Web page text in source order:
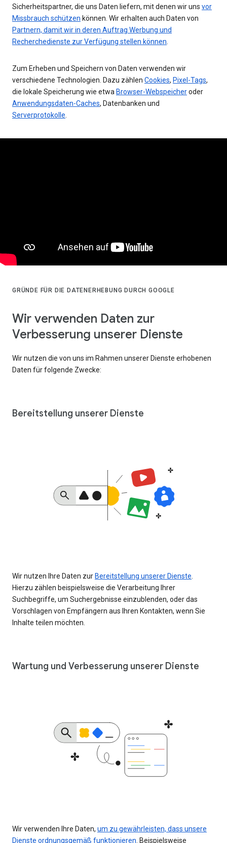
Sicherheitspartner, die uns Daten liefern, mit denen wir uns vor
Missbrauch schützen können. Wir erhalten auch Daten von
Partnern, damit wir in deren Auftrag Werbung und
Recherchedienste zur Verfügung stellen können
Zum Erheben und Speichern von Daten verwenden wir
verschiedene Technologien. Dazu zählen Cookies, Pixel-Tags,
die lokale Speicherung wie etwa Browser-Webspeicheroder
Anwendungsdaten-Caches, Datenbanken und
Serverprotokolle
GRÜNDE FÜR DIE DATENERHEBUNG DURCH GOOGLE
Wir verwenden Daten zur
Verbesserung unserer Dienste
Wir nutzen die von uns im Rahmen unserer Dienste erhobenen
Daten für folgende Zwecke:
Bereitstellung unserer Dienste
Wir nutzen Ihre Daten zur Bereitstellung unserer Dienste
Hierzu zählen beispielsweise die Verarbeitung Ihrer
Suchbegriffe, um Suchergebnisse einzublenden, oder das
Vorschlagen von Empfängern aus Ihren Kontakten, wenn Sie
Inhalte teilen möchten.
Wartung und Verbesserung unserer Dienste
Wir verwenden Ihre Daten, um zu gewährleisten, dass unsere
Dienste ordnungsgemäß funktionieren . Beispielsweise